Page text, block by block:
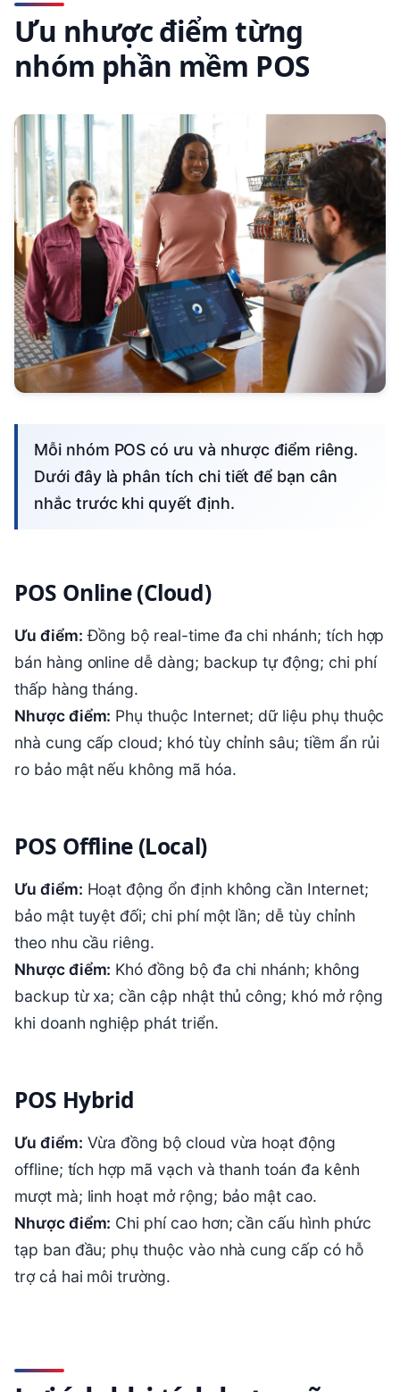
Ưu nhược điểm từng
nhóm phần mềm POS
Mỗi nhóm POS có ưu và nhược điểm riêng.
Dưới đây là phân tích chi tiết để bạn cân
nhắc trước khi quyết định.
POS Online (Cloud)
Ưu điểm: Đồng bộ real-time đa chi nhánh; tích hợp
bán hàng online dễ dàng; backup tự động; chi phí
thấp hàng tháng.
Nhược điểm: Phụ thuộc Internet; dữ liệu phụ thuộc
nhà cung cấp cloud; khó tùy chỉnh sâu; tiềm ẩn rủi
ro bảo mật nếu không mã hóa.
POS Offline (Local)
Ưu điểm: Hoạt động ổn định không cần Internet;
bảo mật tuyệt đối; chi phí một lần; dễ tùy chỉnh
theo nhu cầu riêng.
Nhược điểm: Khó đồng bộ đa chi nhánh; không
backup từ xa; cần cập nhật thủ công; khó mở rộng
khi doanh nghiệp phát triển.
POS Hybrid
Ưu điểm: Vừa đồng bộ cloud vừa hoạt động
offline; tích hợp mã vạch và thanh toán đa kênh
mượt mà; linh hoạt mở rộng; bảo mật cao.
Nhược điểm: Chi phí cao hơn; cần cấu hình phức
tạp ban đầu; phụ thuộc vào nhà cung cấp có hỗ
trợ cả hai môi trường.